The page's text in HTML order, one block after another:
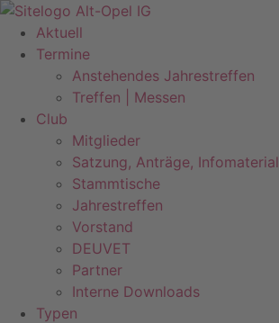
Zum
Inhalt
springen
Aktuell
Termine
Anstehendes Jahrestreffen
Treffen | Messen
Club
Mitglieder
Satzung, Anträge, Infomaterial
Stammtische
Jahrestreffen
Vorstand
DEUVET
Partner
Interne Downloads
Typen